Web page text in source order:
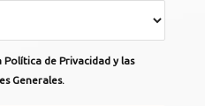
Política de Privacidad y las
Generales.